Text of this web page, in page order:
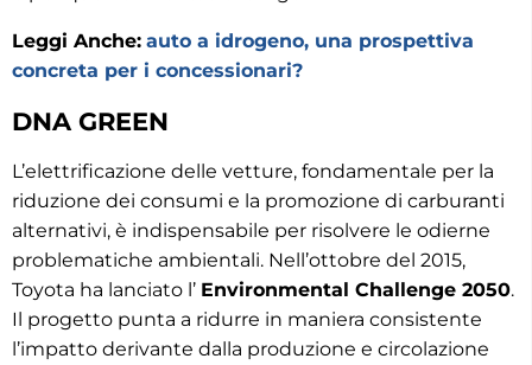
Leggi Anche: auto a idrogeno, una prospettiva
concreta per i concessionari?
DNA GREEN
L’elettrificazione delle vetture, fondamentale per la
riduzione dei consumi e la promozione di carburanti
alternativi, è indispensabile per risolvere le odierne
problematiche ambientali. Nell’ottobre del 2015,
Toyota ha lanciato l’ Environmental Challenge 2050.
Il progetto punta a ridurre in maniera consistente
l’impatto derivante dalla produzione e circolazione